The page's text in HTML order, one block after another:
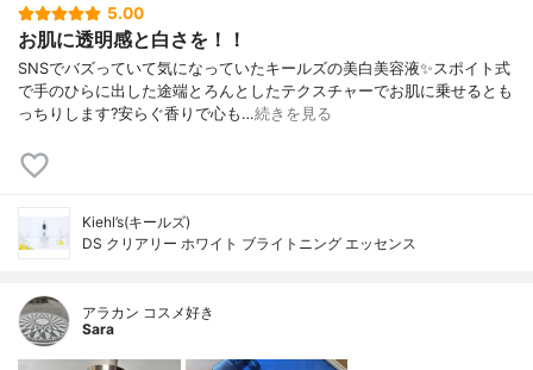
5.00
お肌に透明感と白さを！！
SNSでバズっていて気になっていたキールズの美白美容液✨スポイト式
で手のひらに出した途端とろんとしたテクスチャーでお肌に乗せるとも
っちりします?安らぐ香りで心も…続きを見る
Kiehl’s(キールズ)
DS クリアリー ホワイト ブライトニング エッセンス
アラカン コスメ好き
Sara